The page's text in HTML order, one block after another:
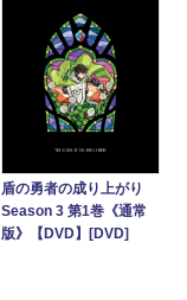
盾の勇者の成り上がり
Season 3 第1巻《通常
版》【DVD】[DVD]